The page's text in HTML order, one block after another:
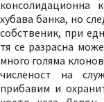
хубава банка, но
собственик, при
тя се разрасна
много голяма
численост на
прибавим и